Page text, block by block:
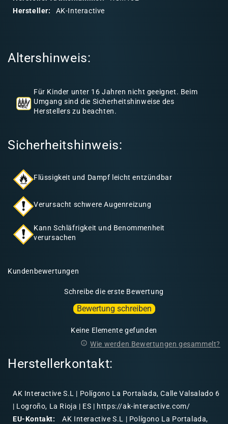
n
Hersteller:
AK-Interactive
Altershinweis:
Für Kinder unter 16 Jahren nicht geeignet. Beim
Umgang sind die Sicherheitshinweise des
Herstellers zu beachten.
Sicherheitshinweis:
Flüssigkeit und Dampf leicht entzündbar
Verursacht schwere Augenreizung
Kann Schläfrigkeit und Benommenheit
verursachen
Kundenbewertungen
Schreibe die erste Bewertung
Bewertung schreiben
Keine Elemente gefunden
Wie werden Bewertungen gesammelt?
Herstellerkontakt:
AK Interactive S.L | Polígono La Portalada, Calle Valsalado 6
| Logroño, La Rioja | ES | https://ak-interactive.com/
EU-Kontakt:
AK Interactive S.L | Polígono La Portalada,